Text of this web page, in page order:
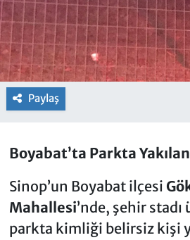
Paylaş
Boyabat’ta Parkta
Sinop’un Boyabat ilçesi
Mahallesi’nde, şehir
parkta kimliği belirsiz kişi